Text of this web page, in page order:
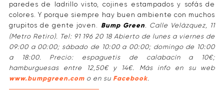
paredes de ladrillo visto, cojines estampados y sofás de
colores. Y porque siempre hay buen ambiente con muchos
grupitos de gente joven. Bump Green. Calle Velázquez, 11
(Metro Retiro). Tel: 91 196 20 18 Abierto de lunes a viernes de
09:00 a 00:00; sábado de 10:00 a 00:00; domingo de 10:00
a 18:00. Precio: espaguetis de calabacín a 10€;
hamburguesas entre 12,50€ y 14€. Más info en su web
www.bumpgreen.como en su Facebook.